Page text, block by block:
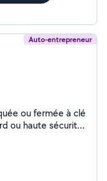
Auto-entrepreneur
ou haute sécurité)